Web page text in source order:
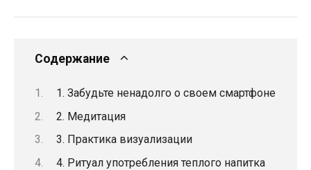
Содержание
1. Забудьте ненадолго о своем смартфоне
2. Медитация
3. Практика визуализации
4. Ритуал употребления теплого напитка